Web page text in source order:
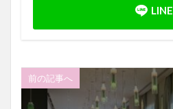
前の記事へ